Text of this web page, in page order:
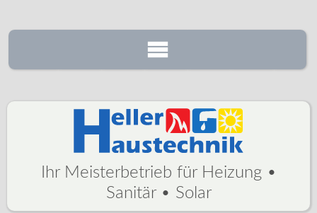
Scheitholz
Solartechnik
Kontakt
Ihr Meisterbetrieb für Heizung •
Sanitär • Solar